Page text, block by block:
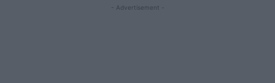
- Advertisement -